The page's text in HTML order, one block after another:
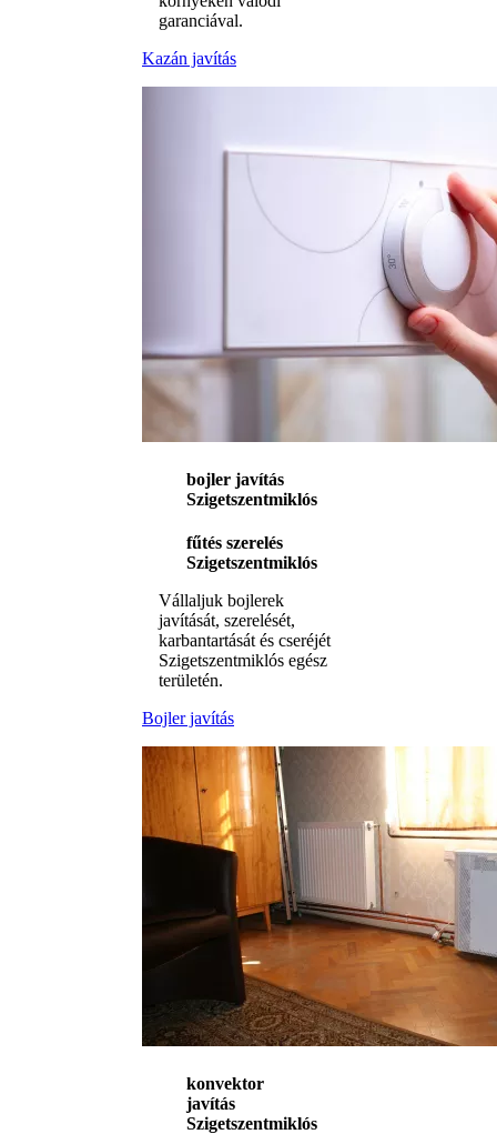
garanciával.
Kazán javítás
bojler javítás
Szigetszentmiklós
fűtés szerelés
Szigetszentmiklós
Vállaljuk bojlerek
javítását, szerelését,
karbantartását és cseréjét
Szigetszentmiklós egész
területén.
Bojler javítás
konvektor
javítás
Szigetszentmiklós